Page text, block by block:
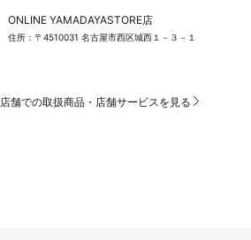
ONLINE YAMADAYASTORE店
住所：〒4510031 名古屋市西区城西１－３－１
店舗での取扱商品・店舗サービスを見る